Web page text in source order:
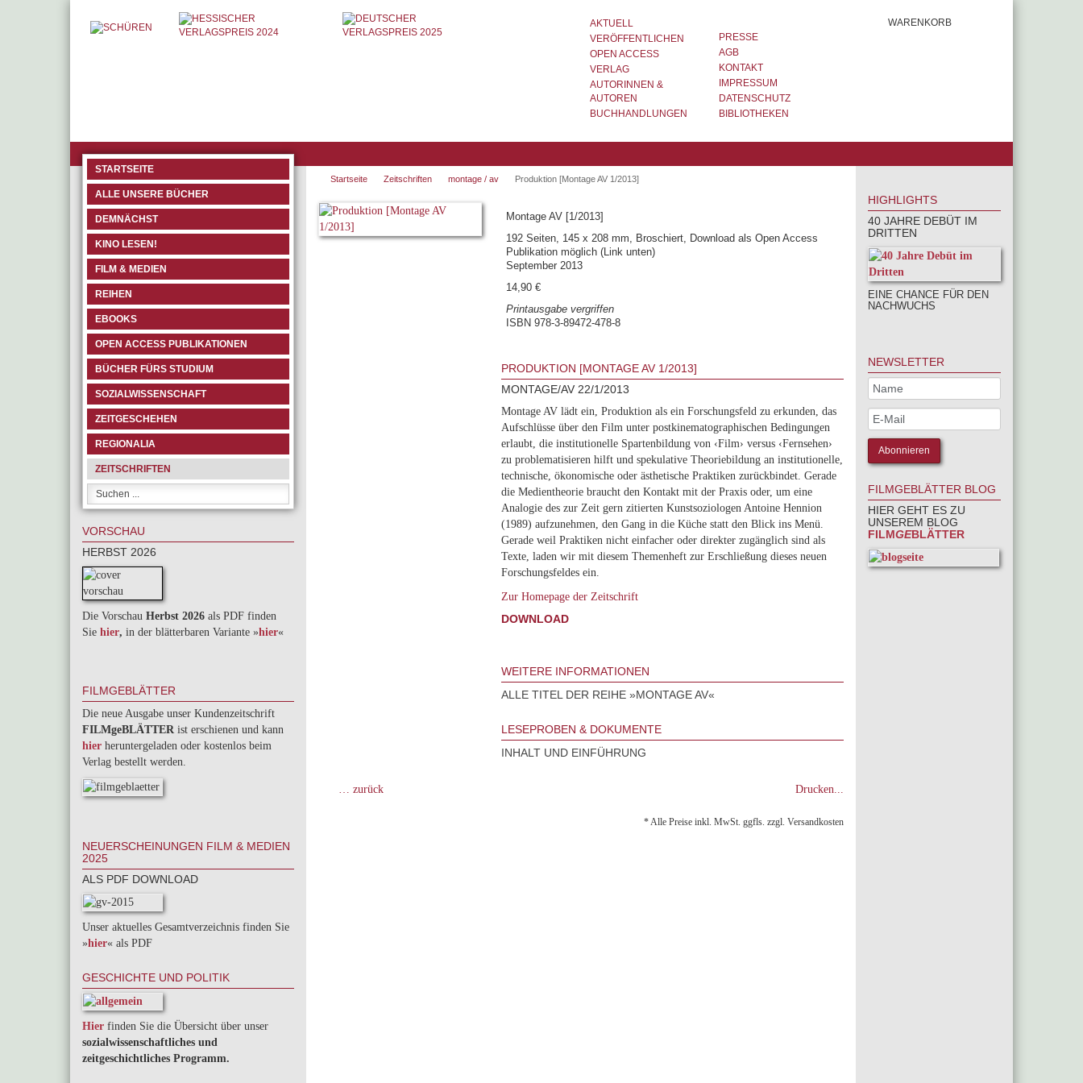
AKTUELL
VERÖFFENTLICHEN
OPEN ACCESS
VERLAG
AUTORINNEN &
AUTOREN
BUCHHANDLUNGEN
PRESSE
AGB
KONTAKT
IMPRESSUM
DATENSCHUTZ
BIBLIOTHEKEN
WARENKORB
STARTSEITE
ALLE UNSERE BÜCHER
DEMNÄCHST
KINO LESEN!
FILM & MEDIEN
REIHEN
EBOOKS
OPEN ACCESS PUBLIKATIONEN
BÜCHER FÜRS STUDIUM
SOZIALWISSENSCHAFT
ZEITGESCHEHEN
REGIONALIA
ZEITSCHRIFTEN
VORSCHAU
HERBST 2026
Die Vorschau Herbst 2026 als PDF finden
Sie hier, in der blätterbaren Variante »hier«
FILMGEBLÄTTER
Die neue Ausgabe unser Kundenzeitschrift
FILMgeBLÄTTER ist erschienen und kann
hier heruntergeladen oder kostenlos beim
Verlag bestellt werden.
NEUERSCHEINUNGEN FILM & MEDIEN
2025
ALS PDF DOWNLOAD
Unser aktuelles Gesamtverzeichnis finden Sie
»hier« als PDF
GESCHICHTE UND POLITIK
Hier finden Sie die Übersicht über unser
sozialwissenschaftliches und
zeitgeschichtliches Programm.
Startseite Zeitschriften montage / av Produktion [Montage AV 1/2013]
Montage AV [1/2013]
192 Seiten, 145 x 208 mm, Broschiert, Download als Open Access
Publikation möglich (Link unten)
September 2013
14,90 €
Printausgabe vergriffen
ISBN 978-3-89472-478-8
PRODUKTION [MONTAGE AV 1/2013]
MONTAGE/AV 22/1/2013
Montage AV lädt ein, Produktion als ein Forschungsfeld zu erkunden, das
Aufschlüsse über den Film unter postkinematographischen Bedingungen
erlaubt, die institutionelle Spartenbildung von ‹Film› versus ‹Fernsehen›
zu problematisieren hilft und spekulative Theoriebildung an institutionelle,
technische, ökonomische oder ästhetische Praktiken zurückbindet. Gerade
die Medientheorie braucht den Kontakt mit der Praxis oder, um eine
Analogie des zur Zeit gern zitierten Kunstsoziologen Antoine Hennion
(1989) aufzunehmen, den Gang in die Küche statt den Blick ins Menü.
Gerade weil Praktiken nicht einfacher oder direkter zugänglich sind als
Texte, laden wir mit diesem Themenheft zur Erschließung dieses neuen
Forschungsfeldes ein.
Zur Homepage der Zeitschrift
DOWNLOAD
WEITERE INFORMATIONEN
ALLE TITEL DER REIHE »MONTAGE AV«
LESEPROBEN & DOKUMENTE
INHALT UND EINFÜHRUNG
… zurück Drucken...
* Alle Preise inkl. MwSt. ggfls. zzgl. Versandkosten
HIGHLIGHTS
40 JAHRE DEBÜT IM
DRITTEN
EINE CHANCE FÜR DEN
NACHWUCHS
NEWSLETTER
FILMGEBLÄTTER BLOG
HIER GEHT ES ZU
UNSEREM BLOG
FILMGEBLÄTTER